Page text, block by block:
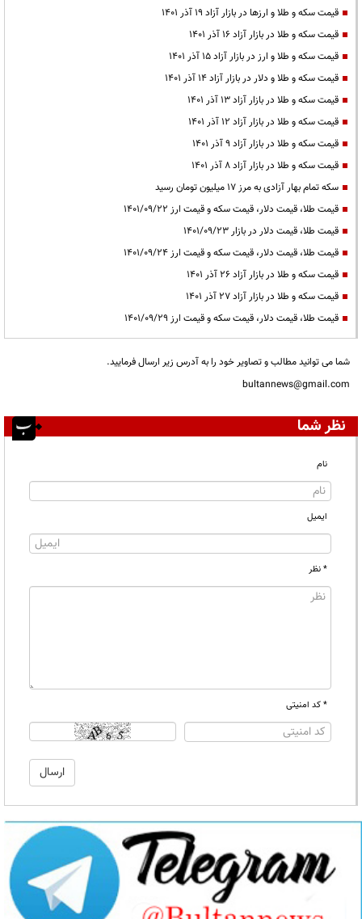
قیمت سکه و طلا و ارزها در بازار آزاد ۱۹ آذر ۱۴۰۱
قیمت سکه و طلا در بازار آزاد ۱۶ آذر ۱۴۰۱
قیمت سکه و طلا و ارز در بازار آزاد ۱۵ آذر ۱۴۰۱
قیمت سکه و طلا و دلار در بازار آزاد ۱۴ آذر ۱۴۰۱
قیمت سکه و طلا در بازار آزاد ۱۳ آذر ۱۴۰۱
قیمت سکه و طلا در بازار آزاد ۱۲ آذر ۱۴۰۱
قیمت سکه و طلا در بازار آزاد ۹ آذر ۱۴۰۱
قیمت سکه و طلا در بازار آزاد ۸ آذر ۱۴۰۱
سکه تمام بهار آزادی به مرز ۱۷ میلیون تومان رسید
قیمت طلا، قیمت دلار، قیمت سکه و قیمت ارز ۱۴۰۱/۰۹/۲۲
قیمت طلا، قیمت دلار در بازار ۱۴۰۱/۰۹/۲۳
قیمت طلا، قیمت دلار، قیمت سکه و قیمت ارز ۱۴۰۱/۰۹/۲۴
قیمت سکه و طلا در بازار آزاد ۲۶ آذر ۱۴۰۱
قیمت سکه و طلا در بازار آزاد ۲۷ آذر ۱۴۰۱
قیمت طلا، قیمت دلار، قیمت سکه و قیمت ارز ۱۴۰۱/۰۹/۲۹
شما می توانید مطالب و تصاویر خود را به آدرس زیر ارسال فرمایید.
bultannews@gmail.com
نظر شما
نام
ایمیل
* نظر
* کد امنیتی